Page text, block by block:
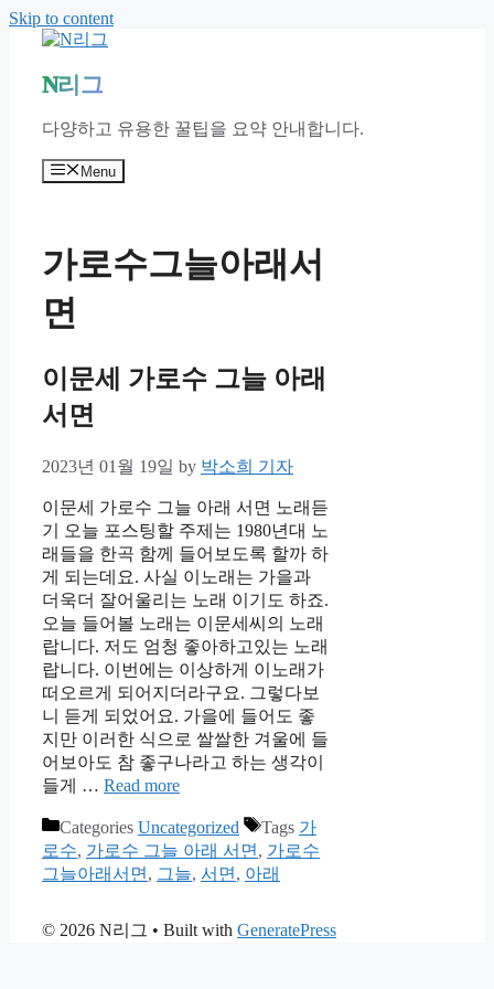
Skip to content
N리그
다양하고 유용한 꿀팁을 요약 안내합니다.
Menu
가로수그늘아래서
면
이문세 가로수 그늘 아래
서면
2023년 01월 19일 by 박소희 기자
이문세 가로수 그늘 아래 서면 노래듣
기 오늘 포스팅할 주제는 1980년대 노
래들을 한곡 함께 들어보도록 할까 하
게 되는데요. 사실 이노래는 가을과
더욱더 잘어울리는 노래 이기도 하죠.
오늘 들어볼 노래는 이문세씨의 노래
랍니다. 저도 엄청 좋아하고있는 노래
랍니다. 이번에는 이상하게 이노래가
떠오르게 되어지더라구요. 그렇다보
니 듣게 되었어요. 가을에 들어도 좋
지만 이러한 식으로 쌀쌀한 겨울에 들
어보아도 참 좋구나라고 하는 생각이
들게 … Read more
Categories Uncategorized Tags 가
로수, 가로수 그늘 아래 서면 , 가로수
그늘아래서면 , 그늘, 서면 , 아래
© 2026 N리그 • Built with GeneratePress